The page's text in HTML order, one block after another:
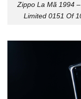
Zippo La Mã 1994
Limited 0151 Of